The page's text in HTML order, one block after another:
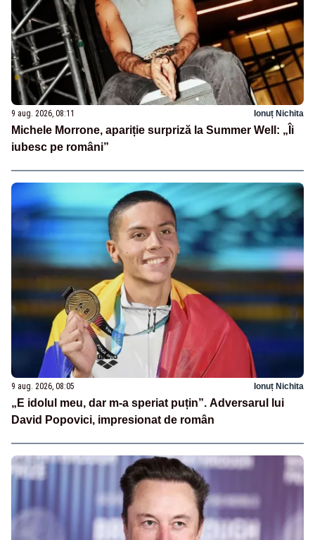
9 aug. 2026, 08:11 Ionuț Nichita
Michele Morrone, apariție surpriză la Summer Well: „Îi
iubesc pe români”
9 aug. 2026, 08:05 Ionuț Nichita
„E idolul meu, dar m-a speriat puțin”. Adversarul lui
David Popovici, impresionat de român